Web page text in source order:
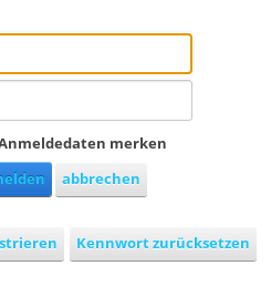
merken
abbrechen
Kennwort zurücksetzen